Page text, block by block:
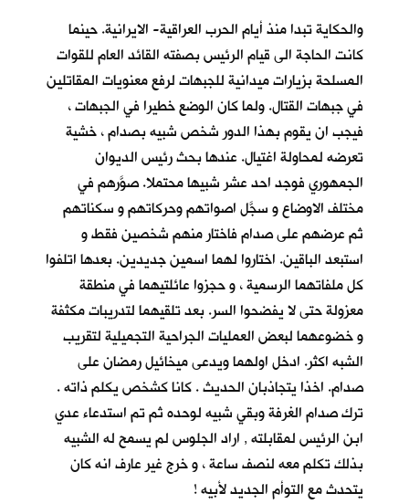
والحكاية تبدا منذ أيام الحرب العراقية- الايرانية. حينما
كانت الحاجة الى قيام الرئيس بصفته القائد العام للقوات
المسلحة بزيارات ميدانية للجبهات لرفع معنويات المقاتلين
في جبهات القتال. ولما كان الوضع خطيرا في الجبهات ،
فيجب ان يقوم بهذا الدور شخص شبيه بصدام ، خشية
تعرضه لمحاولة اغتيال. عندها بحث رئيس الديوان
الجمهوري فوجد احد عشر شبيها محتملا. صوَّرهم في
مختلف الاوضاع و سجَّل اصواتهم وحركاتهم و سكناتهم
ثم عرضهم على صدام فاختار منهم شخصين فقط و
استبعد الباقين. اختاروا لهما اسمين جديدين. بعدها اتلفوا
كل ملفاتهما الرسمية ، و حجزوا عائلتيهما في منطقة
معزولة حتى لا يفضحوا السر. بعد تلقيهما لتدريبات مكثفة
و خضوعهما لبعض العمليات الجراحية التجميلية لتقريب
الشبه اكثر. ادخل اولهما ويدعى ميخائيل رمضان على
صدام. اخذا يتجاذبان الحديث . كانا كشخص يكلم ذاته .
ترك صدام الغرفة وبقي شبيه لوحده ثم تم استدعاء عدي
ابن الرئيس لمقابلته , اراد الجلوس لم يسمح له الشبيه
بذلك تكلم معه لنصف ساعة ، و خرج غير عارف انه كان
يتحدث مع التوأم الجديد لأبيه !